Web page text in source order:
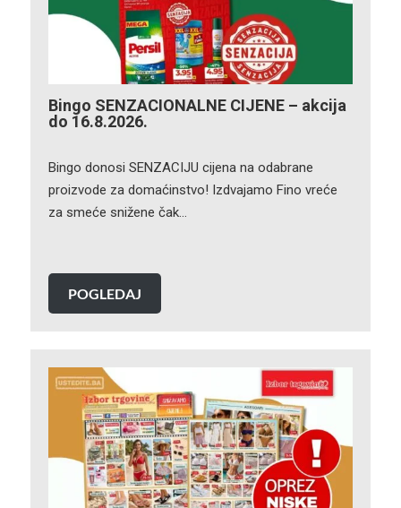
Bingo SENZACIONALNE CIJENE – akcija
do 16.8.2026.
Bingo donosi SENZACIJU cijena na odabrane
proizvode za domaćinstvo! Izdvajamo Fino vreće
za smeće snižene čak…
POGLEDAJ